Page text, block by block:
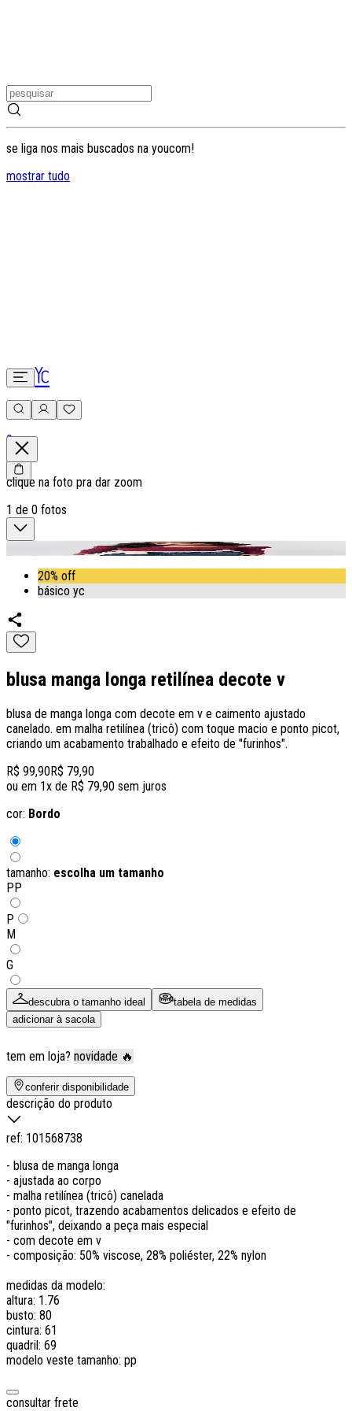
se liga nos mais buscados na youcom!
mostrar tudo
0
clique na foto pra dar zoom
1 de 0 fotos
20% off
básico yc
blusa manga longa retilínea decote v
blusa de manga longa com decote em v e caimento ajustado
canelado. em malha retilínea (tricô) com toque macio e ponto picot,
criando um acabamento trabalhado e efeito de "furinhos".
R$ 99,90R$ 79,90
ou em 1x de R$ 79,90 sem juros
cor: Bordo
tamanho: escolha um tamanho
PP
P
M
G
descubra o tamanho ideal
tabela de medidas
adicionar à sacola
tem em loja? novidade 🔥
conferir disponibilidade
descrição do produto
ref: 101568738
- blusa de manga longa
- ajustada ao corpo
- malha retilínea (tricô) canelada
- ponto picot, trazendo acabamentos delicados e efeito de
"furinhos", deixando a peça mais especial
- com decote em v
- composição: 50% viscose, 28% poliéster, 22% nylon
medidas da modelo:
altura: 1.76
busto: 80
cintura: 61
quadril: 69
modelo veste tamanho: pp
consultar frete